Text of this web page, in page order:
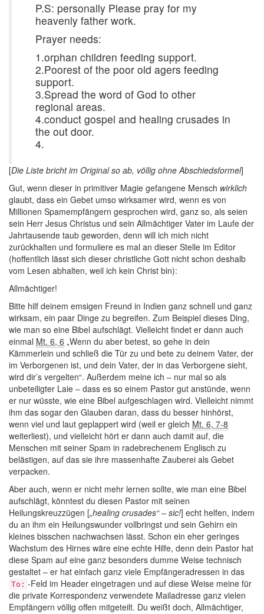
P.S: personally Please pray for my
heavenly father work.
Prayer needs:
1.orphan children feeding support.
2.Poorest of the poor old agers feeding
support.
3.Spread the word of God to other
regional areas.
4.conduct gospel and healing crusades in
the out door.
4.
[Die Liste bricht im Original so ab, völlig ohne Abschiedsformel]
Gut, wenn dieser in primitiver Magie gefangene Mensch wirklich
glaubt, dass ein Gebet umso wirksamer wird, wenn es von
Millionen Spamempfängern gesprochen wird, ganz so, als seien
sein Herr Jesus Christus und sein Allmächtiger Vater im Laufe der
Jahrtausende taub geworden, denn will ich mich nicht
zurückhalten und formuliere es mal an dieser Stelle im Editor
(hoffentlich lässt sich dieser christliche Gott nicht schon deshalb
vom Lesen abhalten, weil ich kein Christ bin):
Allmächtiger!
Bitte hilf deinem emsigen Freund in Indien ganz schnell und ganz
wirksam, ein paar Dinge zu begreifen. Zum Beispiel dieses Ding,
wie man so eine Bibel aufschlägt. Vielleicht findet er dann auch
einmal Mt. 6, 6 „Wenn du aber betest, so gehe in dein
Kämmerlein und schließ die Tür zu und bete zu deinem Vater, der
im Verborgenen ist, und dein Vater, der in das Verborgene sieht,
wird dir’s vergelten“. Außerdem meine ich – nur mal so als
unbeteiligter Laie – dass es so einem Pastor gut anstünde, wenn
er nur wüsste, wie eine Bibel aufgeschlagen wird. Vielleicht nimmt
ihm das sogar den Glauben daran, dass du besser hinhörst,
wenn viel und laut geplappert wird (weil er gleich Mt. 6, 7-8
weiterliest), und vielleicht hört er dann auch damit auf, die
Menschen mit seiner Spam in radebrechenem Englisch zu
belästigen, auf das sie ihre massenhafte Zauberei als Gebet
verpacken.
Aber auch, wenn er nicht mehr lernen sollte, wie man eine Bibel
aufschlägt, könntest du diesen Pastor mit seinen
Heilungskreuzzügen [„healing crusades“ – sic!] echt helfen, indem
du an ihm ein Heilungswunder vollbringst und sein Gehirn ein
kleines bisschen nachwachsen lässt. Schon ein eher geringes
Wachstum des Hirnes wäre eine echte Hilfe, denn dein Pastor hat
diese Spam auf eine ganz besonders dumme Weise technisch
gestaltet – er hat einfach ganz viele Empfängeradressen in das
To: -Feld im Header eingetragen und auf diese Weise meine für
die private Korrespondenz verwendete Mailadresse ganz vielen
Empfängern völlig offen mitgeteilt. Du weißt doch, Allmächtiger,